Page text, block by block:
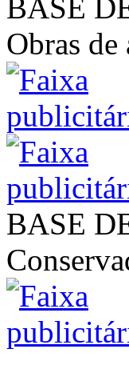
BASE
Obras de
BASE